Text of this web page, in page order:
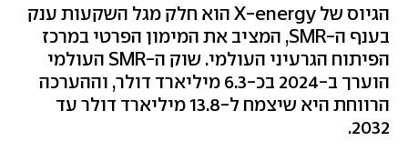
הגיוס של X-energy הוא חלק מגל השקעות ענק
בענף ה-SMR, המציב את המימון הפרטי במרכז
הפיתוח הגרעיני העולמי. שוק ה-SMR העולמי
הוערך ב-2024 בכ-6.3 מיליארד דולר, וההערכה
הרווחת היא שיצמח ל-13.8 מיליארד דולר עד
2032.